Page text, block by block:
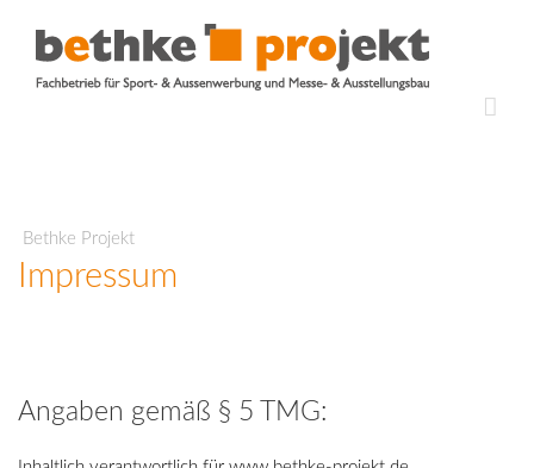
Bethke Projekt
Impressum
Angaben gemäß § 5 TMG: